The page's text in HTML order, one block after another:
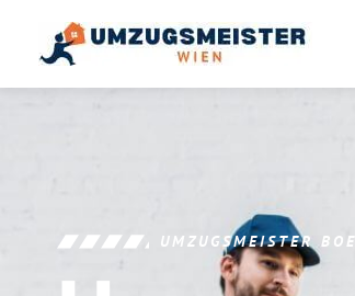
UMZUGSMEISTER